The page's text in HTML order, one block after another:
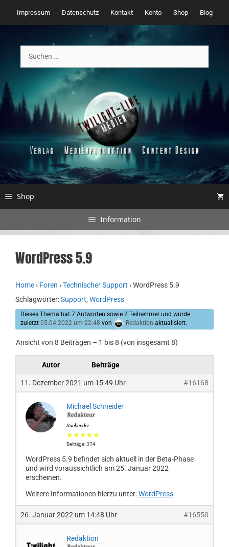
Inhalt
springen
Impressum Datenschutz Kontakt Konto Shop Blog
nach:
Shop
Information
WordPress 5.9
Home› Foren ›Technischer Support ›WordPress 5.9
Schlagwörter:Support, WordPress
Dieses Thema hat 7 Antworten sowie 2 Teilnehmer und wurde
zuletzt05.04.2022 um 22:48 von Redaktion aktualisiert.
Ansicht von 8 Beiträgen – 1 bis 8 (von insgesamt 8)
Autor Beiträge
11. Dezember 2021 um 15:49 Uhr #16168
Michael Schneider
Suchender
★★★★★
Beiträge: 374
WordPress 5.9 befindet sich aktuell in der Beta-Phase
und wird voraussichtlich am 25. Januar 2022
erscheinen.
Weitere Informationen hierzu unter:WordPress
26. Januar 2022 um 14:48 Uhr #16550
Redaktion